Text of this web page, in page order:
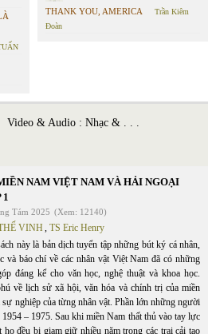
THANK YOU, AMERICA
Trần Kiêm
Đoàn
Video & Audio : Nhạc & . . .
NAM VIỆT NAM VÀ HẢI NGOẠI
1
Tám 2025 (Xem: 12140)
VINH, TS Eric Henry
này là bản dịch tuyển tập những bút ký cá nhân,
và báo chí về các nhân vật Việt Nam đã có những
đáng kể cho văn học, nghệ thuật và khoa học.
về lịch sử xã hội, văn hóa và chính trị của miền
nghiệp của từng nhân vật. Phần lớn những người
– 1975. Sau khi miền Nam thất thủ vào tay lực
đều bị giam giữ nhiều năm trong các trại cải tạo